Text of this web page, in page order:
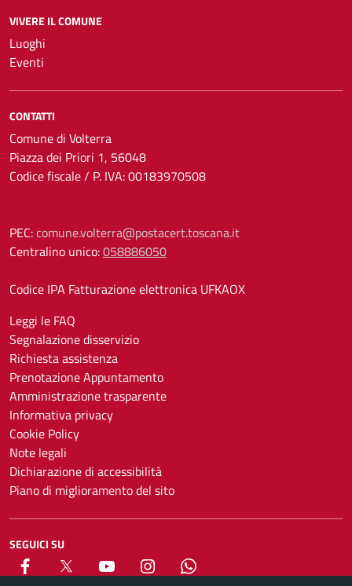
VIVERE IL COMUNE
Luoghi
Eventi
CONTATTI
Comune di Volterra
Piazza dei Priori 1, 56048
Codice fiscale / P. IVA: 00183970508
PEC:comune.volterra@postacert.toscana.it
Centralino unico:058886050
Codice IPA Fatturazione elettronica UFKAOX
Leggi le FAQ
Segnalazione disservizio
Richiesta assistenza
Prenotazione Appuntamento
Amministrazione trasparente
Informativa privacy
Cookie Policy
Note legali
Dichiarazione di accessibilità
Piano di miglioramento del sito
SEGUICI SU
Facebook YouTube Instagram